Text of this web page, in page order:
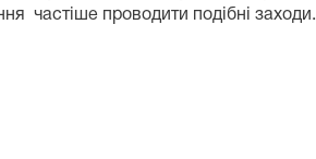
частіше проводити подібні заходи.